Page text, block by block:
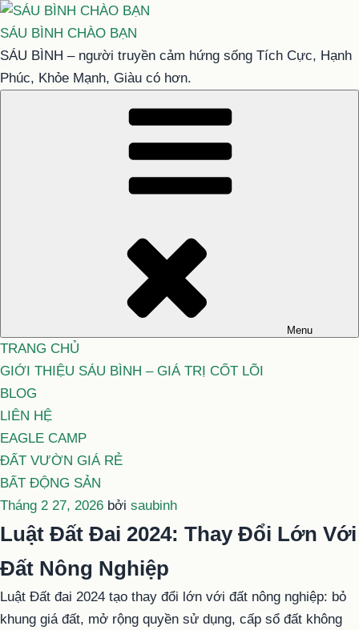
Chuyển
đến
phần
nội
SÁU BÌNH CHÀO BẠN
SÁU BÌNH – người truyền cảm hứng sống Tích Cực, Hạnh
Phúc, Khỏe Mạnh, Giàu có hơn.
Menu
TRANG CHỦ
GIỚI THIỆU SÁU BÌNH – GIÁ TRỊ CỐT LÕI
BLOG
LIÊN HỆ
EAGLE CAMP
ĐẤT VƯỜN GIÁ RẺ
BẤT ĐỘNG SẢN
Đăng
trong
Tháng 2 27, 2026 bởi saubinh
Luật Đất Đai 2024: Thay Đổi Lớn Với
Đất Nông Nghiệp
Luật Đất đai 2024 tạo thay đổi lớn với đất nông nghiệp: bỏ
khung giá đất, mở rộng quyền sử dụng, cấp sổ đất không